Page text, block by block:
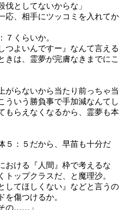
伐としてないからな」
、相手にツッコミを入れてか
７くらいか。
よいんですー』なんて言える
きは、霊夢が完膚なきまでにこ
がらないから当たり前っちゃ当
ういう勝負事で手加減なんてし
もらえなくなるから、霊夢も本
５：５だから、早苗も十分だ
ける『人間』枠で考えるな
トップクラスだ、と魔理沙。
てほしくない』などと言うの
を傷つけるか。
の……」